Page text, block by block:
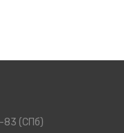
83 (СПб)